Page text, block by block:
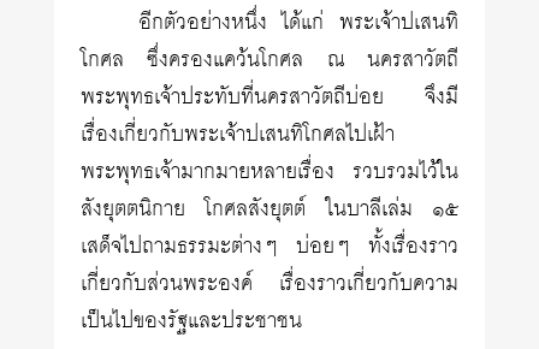
อีกตัวอย่างหนึ่ง ได้แก่ พระเจ้าปเสนทิ
โกศล ซึ่งครองแคว้นโกศล ณ นครสาวัตถี
พระพุทธเจ้าประทับที่นครสาวัตถีบ่อย จึงมี
เรื่องเกี่ยวกับพระเจ้าปเสนทิโกศลไปเฝ้า
พระพุทธเจ้ามากมายหลายเรื่อง รวบรวมไว้ใน
สังยุตตนิกาย โกศลสังยุตต์ ในบาลีเล่ม ๑๕
เสด็จไปถามธรรมะต่างๆ บ่อยๆ ทั้งเรื่องราว
เกี่ยวกับส่วนพระองค์ เรื่องราวเกี่ยวกับความ
เป็นไปของรัฐและประชาชน